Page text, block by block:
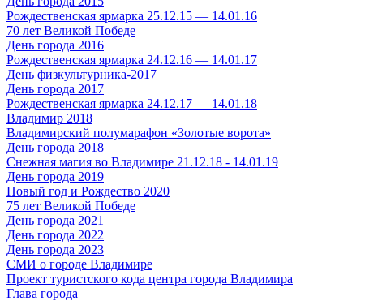
Рождественская ярмарка 25.12.15 — 14.01.16
70 лет Великой Победе
День города 2016
Рождественская ярмарка 24.12.16 — 14.01.17
День физкультурника-2017
День города 2017
Рождественская ярмарка 24.12.17 — 14.01.18
Владимир 2018
Владимирский полумарафон «Золотые ворота»
День города 2018
Снежная магия во Владимире 21.12.18 - 14.01.19
День города 2019
Новый год и Рождество 2020
75 лет Великой Победе
День города 2021
День города 2022
День города 2023
СМИ о городе Владимире
Проект туристского кода центра города Владимира
Глава города